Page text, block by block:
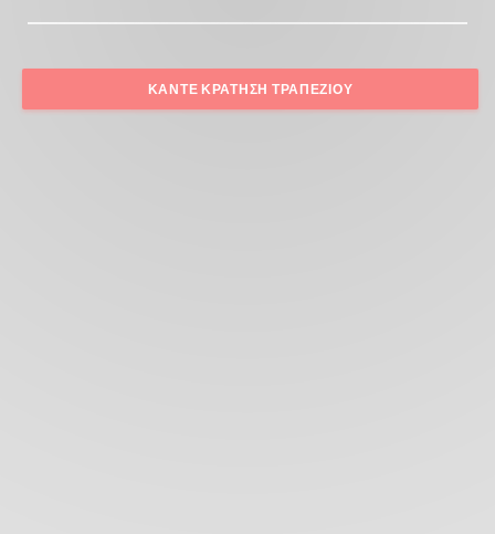
ΚΆΝΤΕ ΚΡΆΤΗΣΗ ΤΡΑΠΕΖΙΟΎ